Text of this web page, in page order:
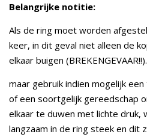
Belangrijke notitie:
Als de ring moet worden
keer, in dit geval niet alleen de
elkaar buigen (BREKENGEVAAR!!).
maar gebruik indien mogelijk
of een soortgelijk gereedschap
elkaar te duwen met lichte druk,
langzaam in de ring steek en dit